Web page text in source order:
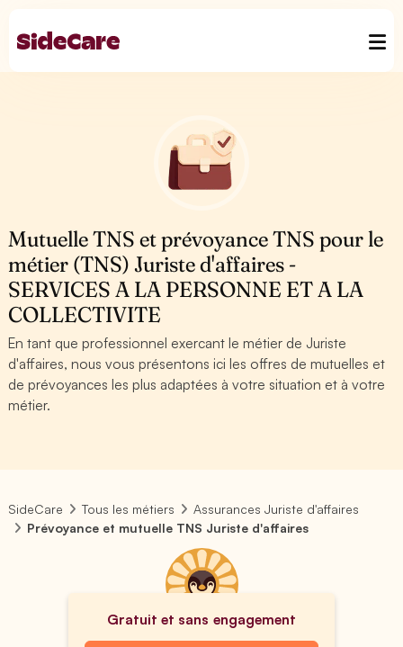
Mutuelle TNS et prévoyance TNS pour le
métier (TNS) Juriste d'affaires -
SERVICES A LA PERSONNE ET A LA
COLLECTIVITE
En tant que professionnel exercant le métier de Juriste
d'affaires, nous vous présentons ici les offres de mutuelles et
de prévoyances les plus adaptées à votre situation et à votre
métier.
SideCare Tous les métiers
Assurances Juriste d'affaires
Prévoyance et mutuelle TNS Juriste d'affaires
Gratuit et sans engagement